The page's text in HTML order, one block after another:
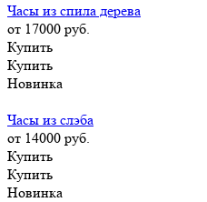
Часы из спила дерева
от 17000 руб.
Купить
Купить
Новинка
Часы из слэба
от 14000 руб.
Купить
Купить
Новинка